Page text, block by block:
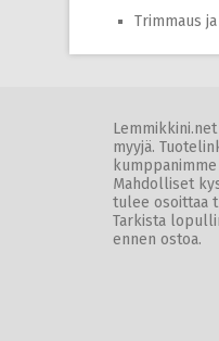
Trimmaus
myyjä.
Mahdolliset
tulee osoittaa
Tarkista
ennen ostoa.